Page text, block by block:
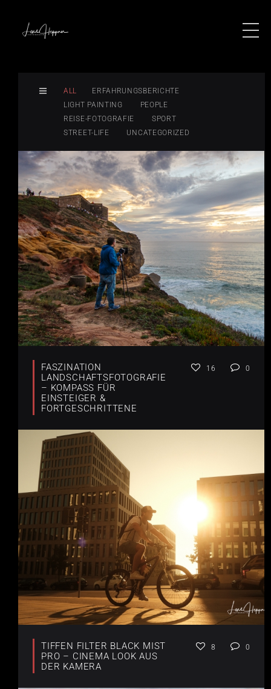
ALL
ERFAHRUNGSBERICHTE
LIGHT PAINTING
PEOPLE
REISE-FOTOGRAFIE
SPORT
STREET-LIFE
UNCATEGORIZED
FASZINATION
LANDSCHAFTSFOTOGRAFIE
– KOMPASS FÜR
EINSTEIGER &
FORTGESCHRITTENE
16 0
TIFFEN FILTER BLACK MIST
PRO – CINEMA LOOK AUS
DER KAMERA
8 0